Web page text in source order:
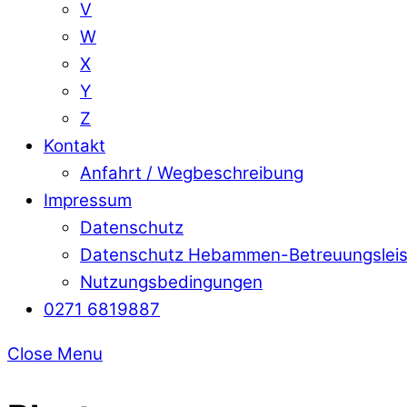
V
W
X
Y
Z
Kontakt
Anfahrt / Wegbeschreibung
Impressum
Datenschutz
Datenschutz Hebammen-
Nutzungsbedingungen
0271 6819887
Close Menu